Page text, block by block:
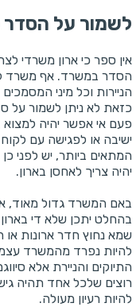
לשמור על
אין ספר כי ארון משרדי
הסדר במשרד. אף משרד
הניירות וכל מיני
כזאת לא ניתן לשמור על
פעם אי אפשר יהיה
ישיבה או לפגישה עם
המתאים ביותר, יש לפני
יהיה צריך לאחסן בארון.
באם המשרד גדול מאוד,
בהחלט יתכן שלא די
שמא נחוץ חדר ארונות או
להיות נפרד מהמשרד
התיוקים והניירת אלא
רוצים שלכל אחד תהיה
להיות רעיון מעולה.